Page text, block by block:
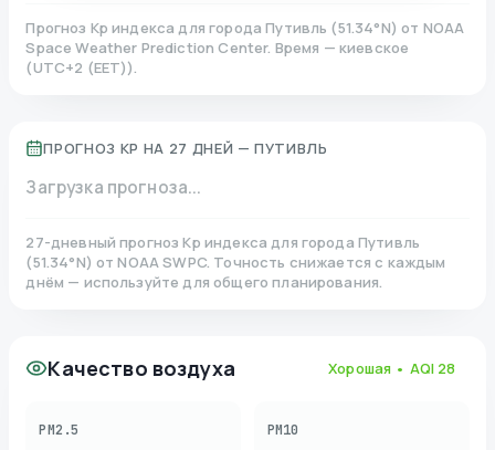
Прогноз Kp индекса для города Путивль (51.34°N)от NOAA
Space Weather Prediction Center. Время — киевское
(UTC+2 (EET)).
ПРОГНОЗ KP НА 27 ДНЕЙ — ПУТИВЛЬ
Загрузка прогноза...
27-дневный прогноз Kp индекса для города Путивль
(51.34°N)от NOAA SWPC. Точность снижается с каждым
днём — используйте для общего планирования.
Качество воздуха Хорошая • AQI 28
PM2.5 PM10